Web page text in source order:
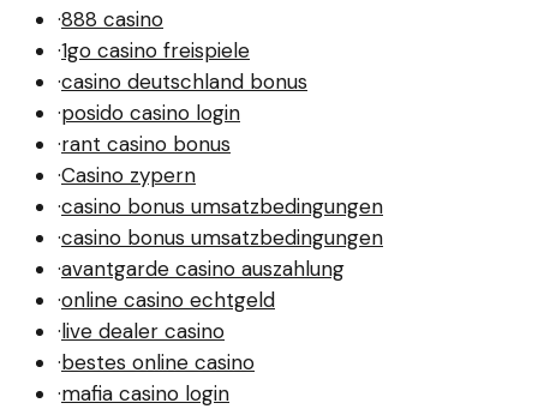
·888 casino
·1go casino freispiele
·casino deutschland bonus
·posido casino login
·rant casino bonus
·Casino zypern
·casino bonus umsatzbedingungen
·casino bonus umsatzbedingungen
·avantgarde casino auszahlung
·online casino echtgeld
·live dealer casino
·bestes online casino
·mafia casino login